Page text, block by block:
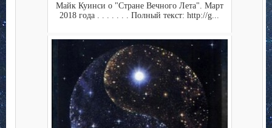
Майк Куинси о "Стране Вечного Лета". Март
2018 года . . . . . . . Полный текст: http://g...